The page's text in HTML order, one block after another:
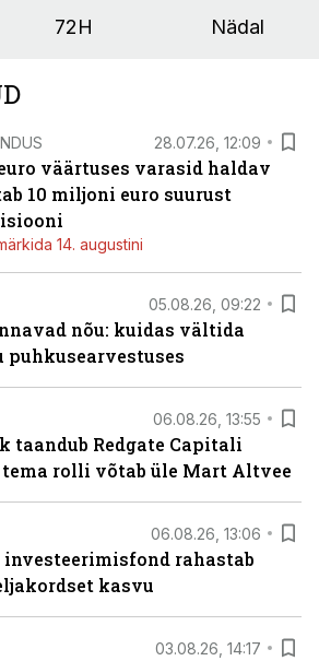
72H Nädal
28.07.26, 12:09
väärtuses varasid haldav
10 miljoni euro suurust
14. augustini
05.08.26, 09:22
nõu: kuidas vältida
06.08.26, 13:55
taandub Redgate Capitali
rolli võtab üle Mart Altvee
06.08.26, 13:06
investeerimisfond rahastab
kasvu
03.08.26, 14:17